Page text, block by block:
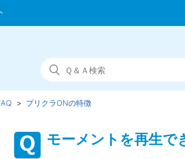
プリクラONの特徴
モーメントを再生で